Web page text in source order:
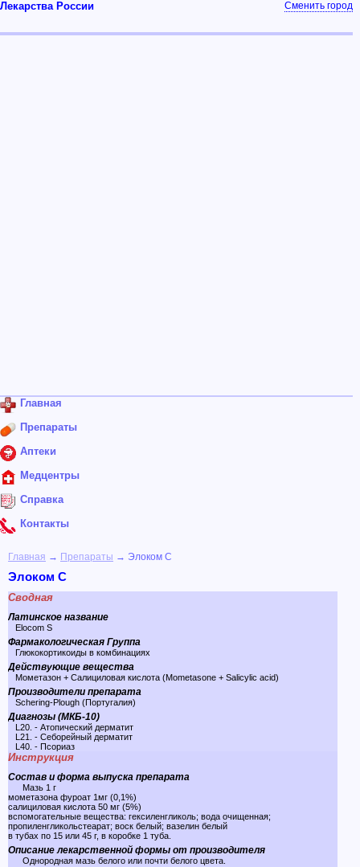
Лекарства России Сменить город
Главная
Препараты
Аптеки
Медцентры
Справка
Контакты
Главная → Препараты → Элоком С
Элоком С
Сводная
Латинское название
Elocom S
Фармакологическая Группа
Глюкокортикоиды в комбинациях
Действующие вещества
Мометазон + Салициловая кислота (Mometasone + Salicylic acid)
Производители препарата
Schering-Plough (Португалия)
Диагнозы (МКБ-10)
L20. - Атопический дерматит
L21. - Себорейный дерматит
L40. - Псориаз
Инструкция
Состав и форма выпуска препарата
Мазь 1 г
мометазона фуроат 1мг (0,1%)
салициловая кислота 50 мг (5%)
вспомогательные вещества: гексиленгликоль; вода очищенная;
пропиленгликольстеарат; воск белый; вазелин белый
в тубах по 15 или 45 г, в коробке 1 туба.
Описание лекарственной формы от производителя
Однородная мазь белого или почти белого цвета.